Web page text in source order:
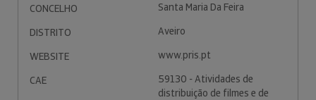
CONCELHO
Santa Maria Da Feira
DISTRITO
Aveiro
WEBSITE
www.pris.pt
CAE
59130 - Atividades de
distribuição de filmes e de